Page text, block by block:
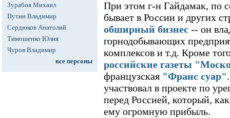
Зурабов Михаил
Путин Владимир
Сердюков Анатолий
Тимошенко Юлия
Чуров Владимир
все персоны
При этом г-н Гайдамак, по
бывает в России и других
обширный бизнес -- он
горнодобывающих
комплексов и т.д. Кроме
российские газеты
французская "Франс суар"
участвовал в проекте по
перед Россией, который,
ему огромную прибыль.